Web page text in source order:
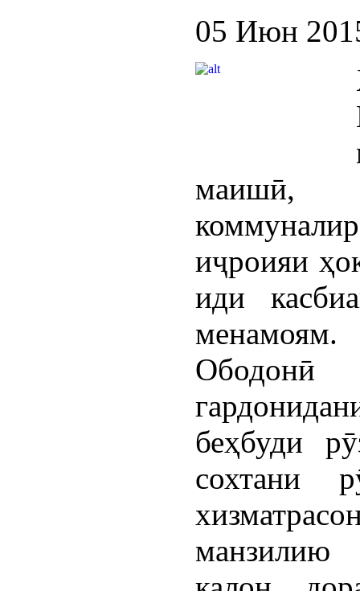
05 Июн
маишӣ,
иҷроияи
иди
менамоям.
Ободонӣ
беҳбуди
сохтани
манзилию